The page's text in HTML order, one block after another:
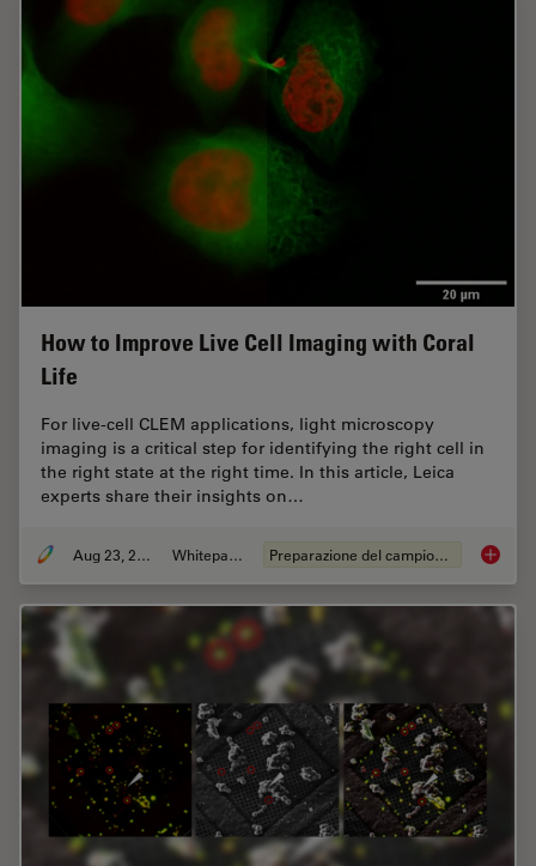
How to Improve Live Cell Imaging with Coral
Life
For live-cell CLEM applications, light microscopy
imaging is a critical step for identifying the right cell in
the right state at the right time. In this article, Leica
experts share their insights on…
Aug 23, 2021 Whitepaper Preparazione del campione EM How to